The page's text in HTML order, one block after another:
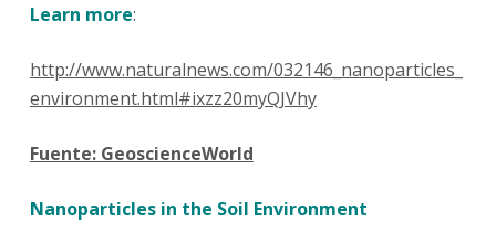
Learn more:
http://www.naturalnews.com/032146_nanoparticles_
environment.html#ixzz20myQJVhy
Fuente: GeoscienceWorld
Nanoparticles in the Soil Environment